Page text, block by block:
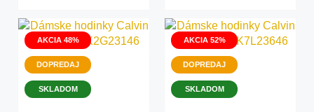
AKCIA 48%
DOPREDAJ
SKLADOM
AKCIA 52%
DOPREDAJ
SKLADOM